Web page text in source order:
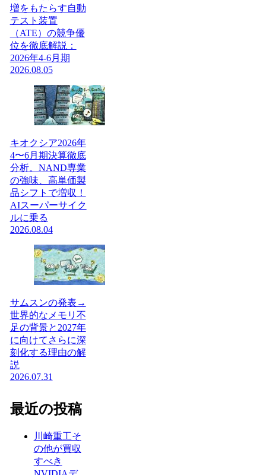
増をもたらす自動
テスト装置
（ATE）の競争優
位を徹底解説：
2026年4-6月期
2026.08.05
キオクシア2026年
4〜6月期決算徹底
分析。NAND専業
の強味、高単価製
品シフトで増収！
AIスーパーサイク
ルに乗る
2026.08.04
サムスンの発表→
世界的なメモリ不
足の背景と2027年
に向けてさらに深
刻化する理由の解
説
2026.07.31
最近の投稿
川崎重工そ
の他が買収
すべき